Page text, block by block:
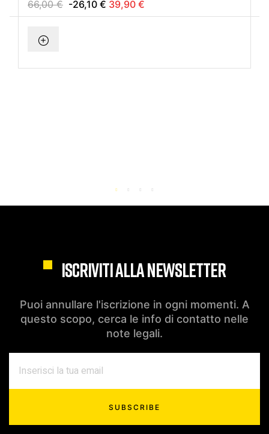
66,00 € -26,10 € 39,90 €
ISCRIVITI ALLA NEWSLETTER
Puoi annullare l'iscrizione in ogni momenti. A
questo scopo, cerca le info di contatto nelle
note legali.
SUBSCRIBE